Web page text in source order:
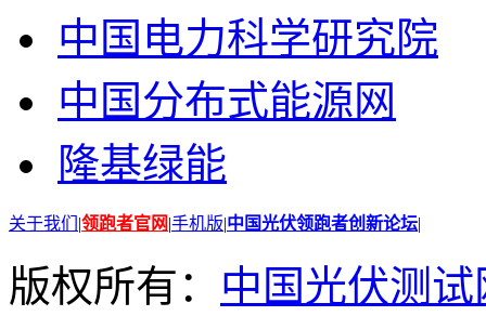
中国电力科学研究院
中国分布式能源网
隆基绿能
关于我们 |领跑者官网|手机版|中国光伏领跑者创新论坛|
版权所有： 中国光伏测试